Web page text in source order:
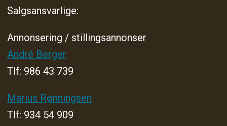
Salgsansvarlige:
Annonsering / stillingsannonser
André Berger
Tlf: 986 43 739
Marius Rønningsen
Tlf: 934 54 909